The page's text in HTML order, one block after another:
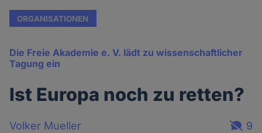
ORGANISATIONEN
Die Freie Akademie e. V. lädt zu wissenschaftlicher
Tagung ein
Ist Europa noch zu retten?
Volker Mueller
9